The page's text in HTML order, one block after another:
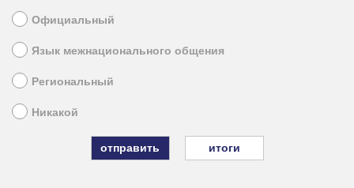
Официальный
Язык межнационального общения
Региональный
Никакой
итоги